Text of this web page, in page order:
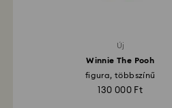
Új
Winnie The Pooh
figura, többszínű
130 000 Ft